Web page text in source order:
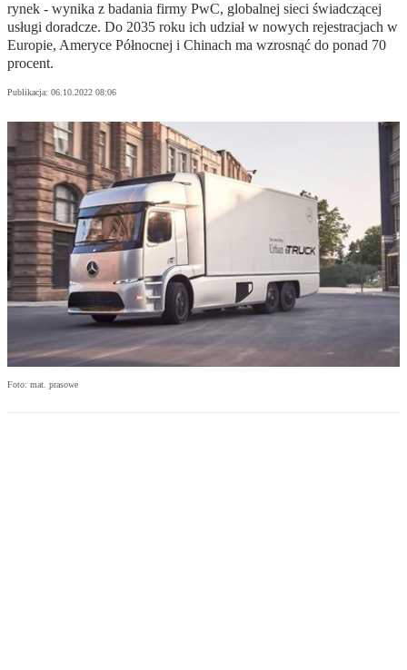
rynek - wynika z badania firmy PwC, globalnej sieci świadczącej
usługi doradcze. Do 2035 roku ich udział w nowych rejestracjach w
Europie, Ameryce Północnej i Chinach ma wzrosnąć do ponad 70
procent.
Publikacja: 06.10.2022 08:06
Foto: mat. prasowe